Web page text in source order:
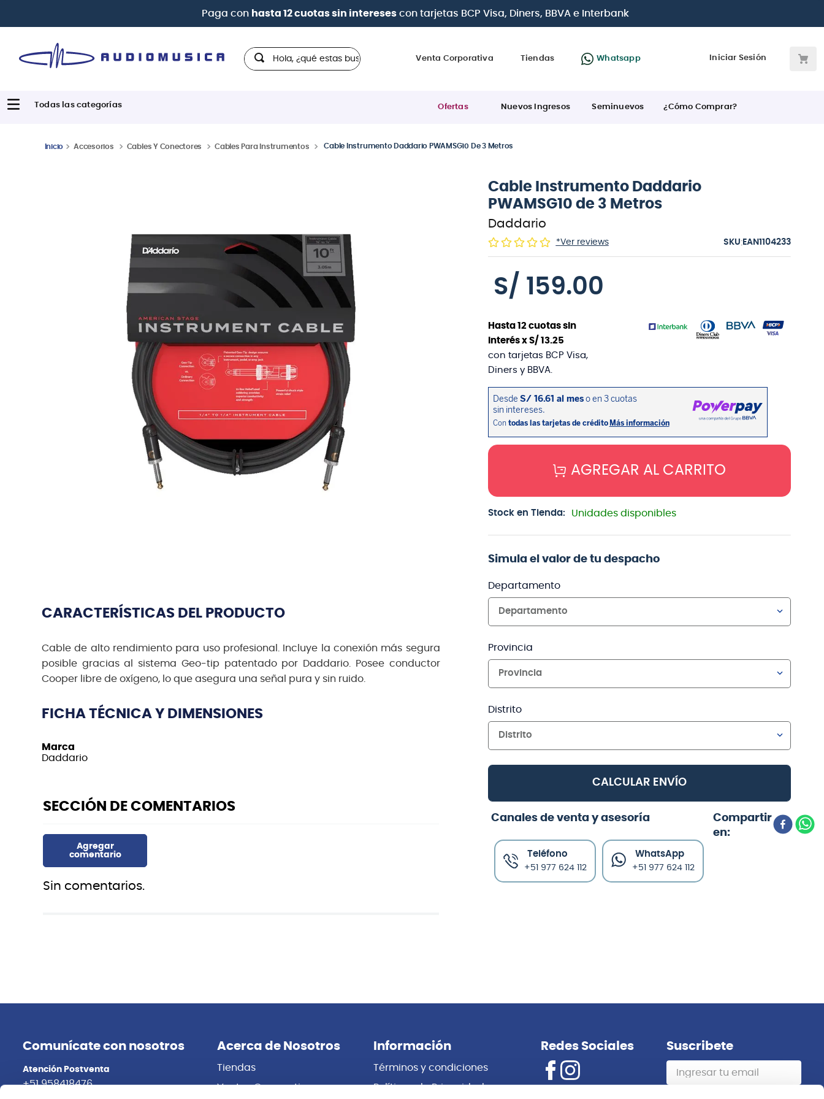
| Paga en cuotasdesde 0% de interés
Hola, ¿qué estas buscando?
Venta Corporativa Tiendas Whatsapp Iniciar Sesión
Ofertas Nuevos Ingresos Seminuevos ¿Cómo Comprar?
Accesorios Cables Y Conectores Cables Para Instrumentos Cable Instrumento Daddario PWAMSG10 De 3 Metros
CARACTERÍSTICAS DEL PRODUCTO
Cable de alto rendimiento para uso profesional. Incluye la conexión más segura
posible gracias al sistema Geo-tip patentado por Daddario. Posee conductor
Cooper libre de oxígeno, lo que asegura una señal pura y sin ruido.
FICHA TÉCNICA Y DIMENSIONES
Marca
Daddario
Sin comentarios.
Cable Instrumento Daddario
PWAMSG10 de 3 Metros
Daddario
*Ver reviews :EAN1104233
S/ 159.00
Hasta 12cuotas sin
interés x S/ 13.25
con tarjetas BCP Visa,
Diners y BBVA.
AGREGAR AL CARRITO
Stock en Tienda: Unidades disponibles
Simula el valor de tu despacho
Departamento
Departamento
Provincia
Provincia
Distrito
Distrito
CALCULAR ENVÍO
Canales de venta y asesoría
Teléfono
+51 977 624 112
WhatsApp
+51 977 624 112
Comunícate con nosotros
Atención Postventa
+51 958418476
Acerca de Nosotros
Tiendas
Ventas Corporativas
Información
Términos y condiciones
Políticas de Privacidad
Redes Sociales Suscribete